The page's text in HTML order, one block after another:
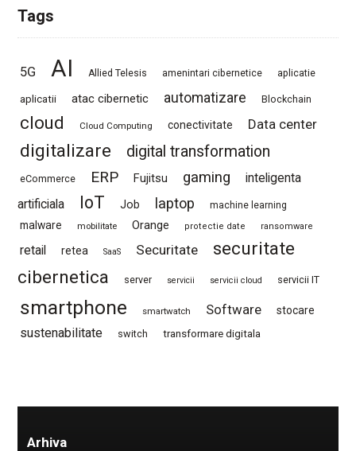
Tags
5G AI Allied Telesis amenintari cibernetice aplicatie
aplicatii atac cibernetic automatizare Blockchain
cloud Cloud Computing conectivitate Data center
digitalizare digital transformation
eCommerce ERP Fujitsu gaming
inteligenta
artificiala
IoT Job laptop machine learning
malware mobilitate Orange protectie date ransomware
retail retea SaaS Securitate
securitate
cibernetica
server servicii servicii cloud servicii IT
smartphone smartwatch Software stocare
sustenabilitate switch transformare digitala
Arhiva